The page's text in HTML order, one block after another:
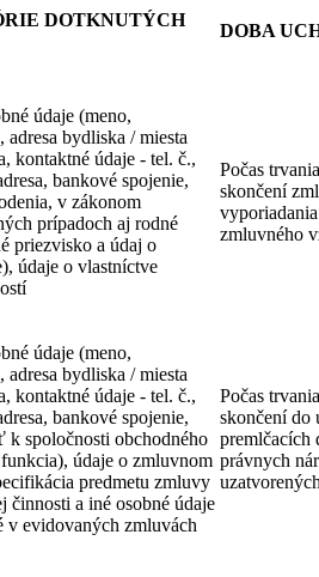
DOTKNUTÝCH
DOBA
údaje (meno,
adresa bydliska / miesta
kontaktné údaje - tel. č.,
bankové spojenie,
v zákonom
prípadoch aj rodné
priezvisko a údaj o
údaje o vlastníctve
Počas
skončení
zmluvného
údaje (meno,
adresa bydliska / miesta
kontaktné údaje - tel. č.,
bankové spojenie,
k spoločnosti obchodného
údaje o zmluvnom
predmetu zmluvy
činnosti a iné osobné údaje
v evidovaných zmluvách
Počas
skončení do
premlčacích
právnych